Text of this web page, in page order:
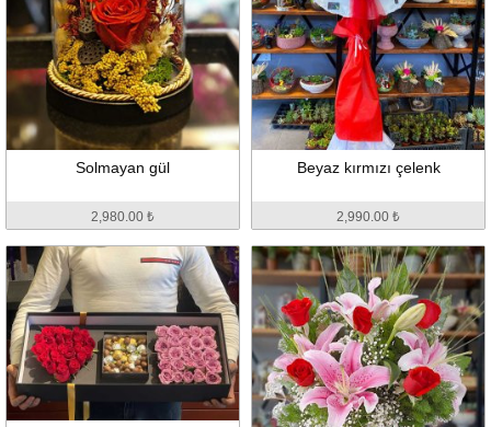
Solmayan gül
2,980.00 ₺
Beyaz kırmızı çelenk
2,990.00 ₺